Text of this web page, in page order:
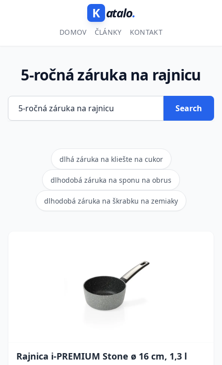
K atalo.
DOMOV ČLÁNKY KONTAKT
5-ročná záruka na rajnicu
Search
dlhá záruka na kliešte na cukor
dlhodobá záruka na sponu na obrus
dlhodobá záruka na škrabku na zemiaky
Rajnica i-PREMIUM Stone ø 16 cm, 1,3 l